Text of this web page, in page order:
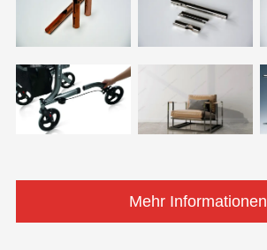
Mehr Informationen